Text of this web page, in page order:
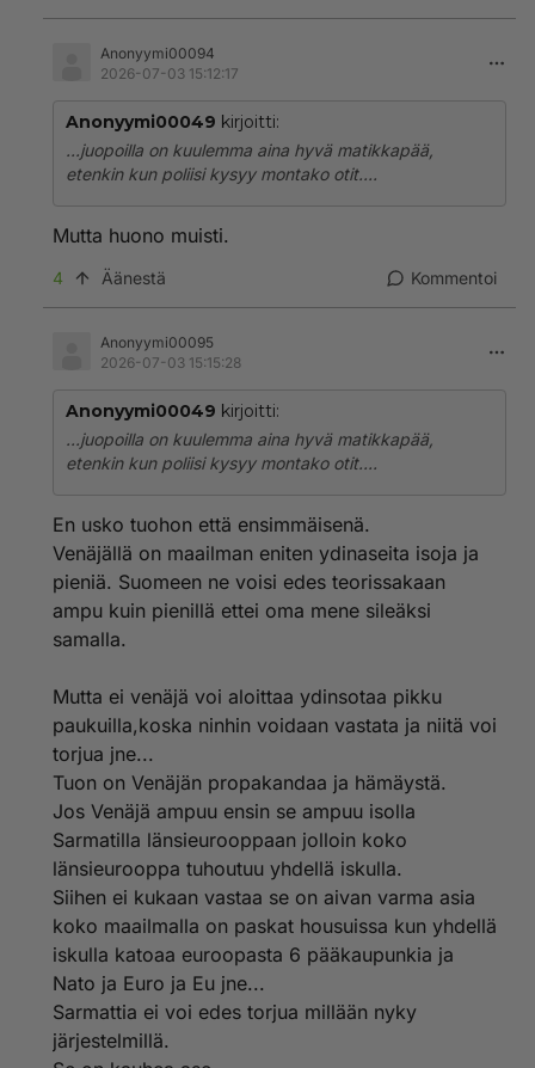
Anonyymi00094
2026-07-03 15:12:17
Anonyymi00049 kirjoitti:
...juopoilla on kuulemma aina hyvä matikkapää,
etenkin kun poliisi kysyy montako otit....
Mutta huono muisti.
4 Äänestä Kommentoi
Anonyymi00095
2026-07-03 15:15:28
Anonyymi00049 kirjoitti:
...juopoilla on kuulemma aina hyvä matikkapää,
etenkin kun poliisi kysyy montako otit....
En usko tuohon että ensimmäisenä.
Venäjällä on maailman eniten ydinaseita isoja ja
pieniä. Suomeen ne voisi edes teorissakaan
ampu kuin pienillä ettei oma mene sileäksi
samalla.
Mutta ei venäjä voi aloittaa ydinsotaa pikku
paukuilla,koska ninhin voidaan vastata ja niitä voi
torjua jne...
Tuon on Venäjän propakandaa ja hämäystä.
Jos Venäjä ampuu ensin se ampuu isolla
Sarmatilla länsieurooppaan jolloin koko
länsieurooppa tuhoutuu yhdellä iskulla.
Siihen ei kukaan vastaa se on aivan varma asia
koko maailmalla on paskat housuissa kun yhdellä
iskulla katoaa euroopasta 6 pääkaupunkia ja
Nato ja Euro ja Eu jne...
Sarmattia ei voi edes torjua millään nyky
järjestelmillä.